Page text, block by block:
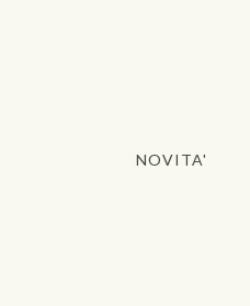
NOVITA'